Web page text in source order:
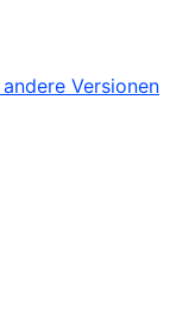
andere Versionen